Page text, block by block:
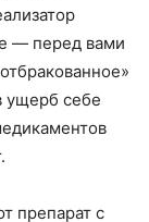
— перед вами
ущерб себе
препарат с